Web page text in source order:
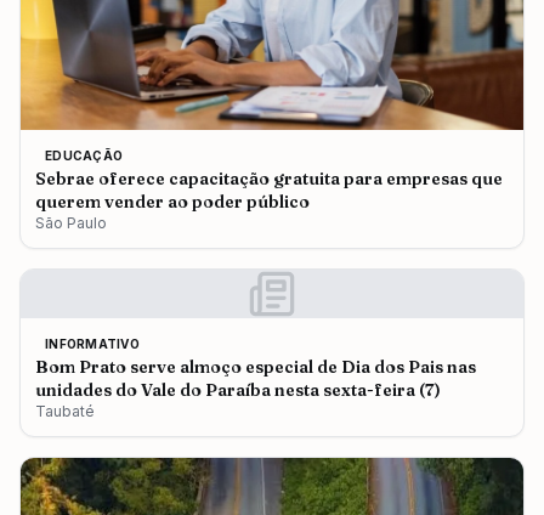
EDUCAÇÃO
Sebrae oferece capacitação gratuita para empresas que
querem vender ao poder público
São Paulo
INFORMATIVO
Bom Prato serve almoço especial de Dia dos Pais nas
unidades do Vale do Paraíba nesta sexta-feira (7)
Taubaté